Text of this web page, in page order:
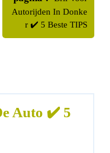
berichten
Autorijden In Donke
r ✔️ 5 Beste TIPS
Auto ✔️ 5